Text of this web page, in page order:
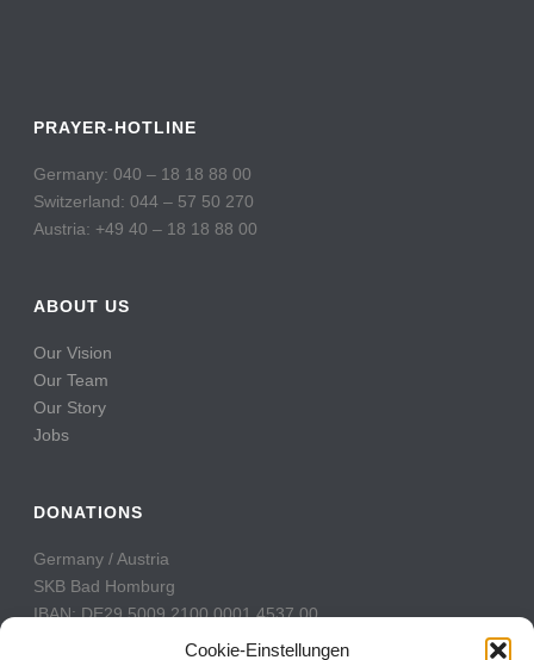
Cookie-Einstellungen
PRAYER-HOTLINE
Germany: 040 – 18 18 88 00
Switzerland: 044 – 57 50 270
Austria: +49 40 – 18 18 88 00
ABOUT US
Our Vision
Our Team
Our Story
Jobs
DONATIONS
Germany / Austria
SKB Bad Homburg
IBAN: DE29 5009 2100 0001 4537 00
BIC: GENODE51BH2